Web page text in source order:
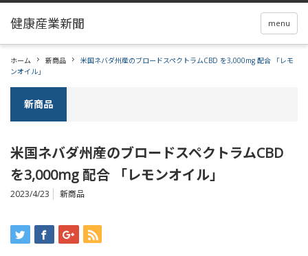
menu
ホーム 新商品
米国ネバダ州産のブロードスペクトラムCBD を3,000mg 配合 「レモ
ンオイル」
新商品
米国ネバダ州産のブロードスペクトラムCBD
を3,000mg 配合 「レモンオイル」
2023/4/23 新商品